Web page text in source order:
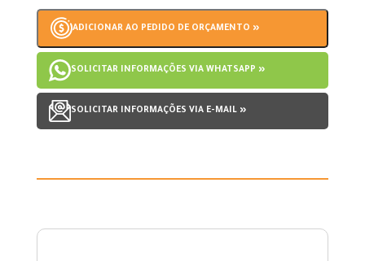
ADICIONAR AO PEDIDO DE ORÇAMENTO »
SOLICITAR INFORMAÇÕES VIA WHATSAPP »
SOLICITAR INFORMAÇÕES VIA E-MAIL »